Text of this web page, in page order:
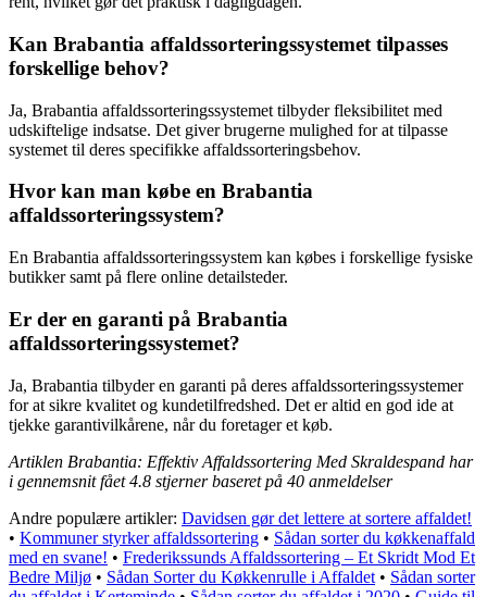
Kan Brabantia affaldssorteringssystemet tilpasses
forskellige behov?
Ja, Brabantia affaldssorteringssystemet tilbyder fleksibilitet med
udskiftelige indsatse. Det giver brugerne mulighed for at tilpasse
systemet til deres specifikke affaldssorteringsbehov.
Hvor kan man købe en Brabantia
affaldssorteringssystem?
En Brabantia affaldssorteringssystem kan købes i forskellige fysiske
butikker samt på flere online detailsteder.
Er der en garanti på Brabantia
affaldssorteringssystemet?
Ja, Brabantia tilbyder en garanti på deres affaldssorteringssystemer
for at sikre kvalitet og kundetilfredshed. Det er altid en god ide at
tjekke garantivilkårene, når du foretager et køb.
Artiklen Brabantia: Effektiv Affaldssortering Med Skraldespand har
i gennemsnit fået4.8 stjerner baseret på 40 anmeldelser
Andre populære artikler: Davidsen gør det lettere at sortere affaldet!
• Kommuner styrker affaldssortering • Sådan sorter du køkkenaffald
med en svane! • Frederikssunds Affaldssortering – Et Skridt Mod Et
Bedre Miljø • Sådan Sorter du Køkkenrulle i Affaldet • Sådan sorter